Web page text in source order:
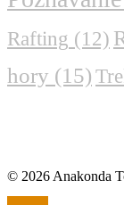
Rafting (12)
hory (15)
© 2026 Anakonda